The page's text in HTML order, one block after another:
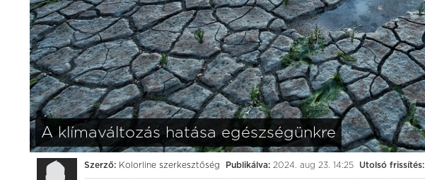
A klímaváltozás hatása egészségünkre
Szerző: Kolorline szerkesztőség Publikálva: 2024. aug 23. 14:25 Utolsó frissítés: